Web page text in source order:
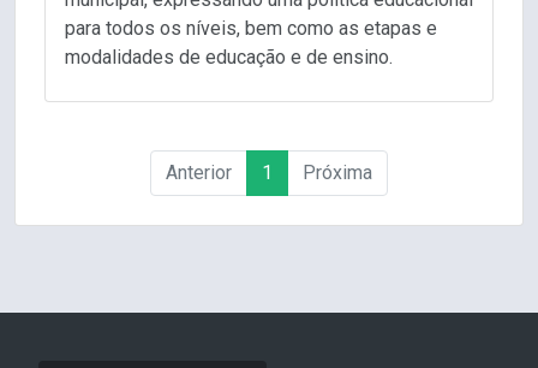
para todos os níveis, bem como as etapas e
modalidades de educação e de ensino.
Anterior 1 Próxima